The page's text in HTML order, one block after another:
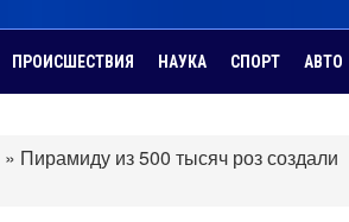
ПРОИСШЕСТВИЯ НАУКА СПОРТ АВТО
» Пирамиду из 500 тысяч роз создали